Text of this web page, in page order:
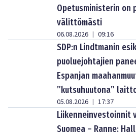
Opetusministerin on
välittömästi
06.08.2026 | 09:16
SDP:n Lindtmanin
puoluejohtajien
Espanjan
”kutsuhuutona”
05.08.2026 | 17:37
Liikenneinvestoinnit
Suomea – Ranne: